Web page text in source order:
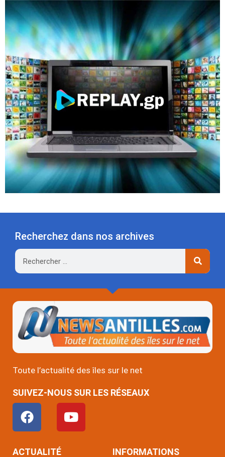
Recherchez dans nos archives
Rechercher
Toute l’actualité des îles sur le net
SUIVEZ-NOUS SUR LES RÉSEAUX
F
a
c
e
Y
o
u
ACTUALITÉ INFORMATIONS